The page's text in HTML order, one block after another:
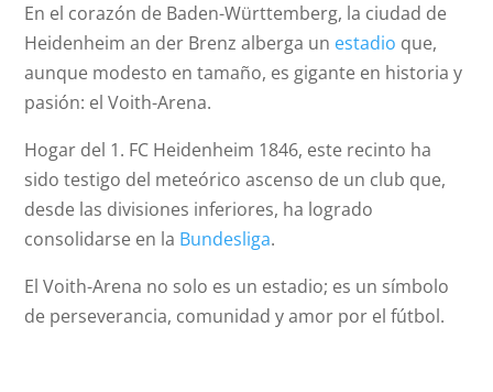
En el corazón de Baden-Württemberg, la ciudad de
Heidenheim an der Brenz alberga un estadio que,
aunque modesto en tamaño, es gigante en historia y
pasión: el Voith-Arena.
Hogar del 1. FC Heidenheim 1846, este recinto ha
sido testigo del meteórico ascenso de un club que,
desde las divisiones inferiores, ha logrado
consolidarse en la Bundesliga.
El Voith-Arena no solo es un estadio; es un símbolo
de perseverancia, comunidad y amor por el fútbol.